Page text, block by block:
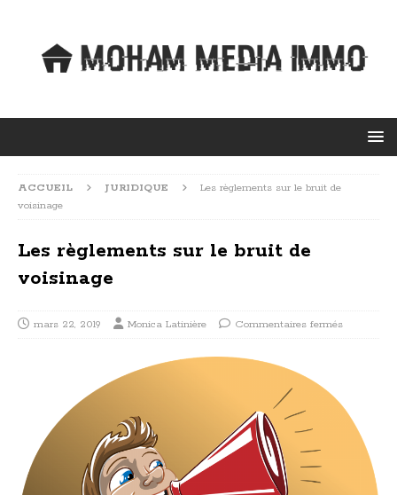
ACCUEIL JURIDIQUE
Les règlements sur le bruit de
voisinage
Les règlements sur le bruit de
voisinage
mars 22, 2019 Monica Latinière Commentaires fermés